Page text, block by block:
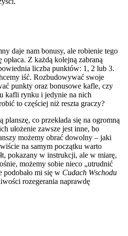
daje nam bonusy, ale robienie tego
Z każdą kolejną zabraną
liczba punktów: 1, 2 lub 3.
iść. Rozbudowywać swoje
punkty oraz bonusowe kafle, czy
kafli rynku i jedynie na nich
to częściej niż reszta graczy?
planszę, co przekłada się na ogromną
ułożenie zawsze jest inne, bo
możemy obrać dowolny – jaki
na samym początku warto
pokazany w instrukcji, ale w miarę,
możemy sobie nieco „utrudnić
podobało mi się w Cudach Wschodu
rozegerania naprawdę